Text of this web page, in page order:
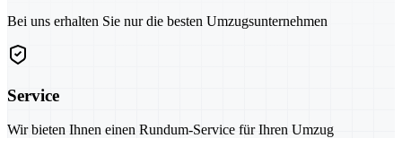
Bei uns erhalten Sie nur die besten Umzugsunternehmen
Service
Wir bieten Ihnen einen Rundum-Service für Ihren Umzug